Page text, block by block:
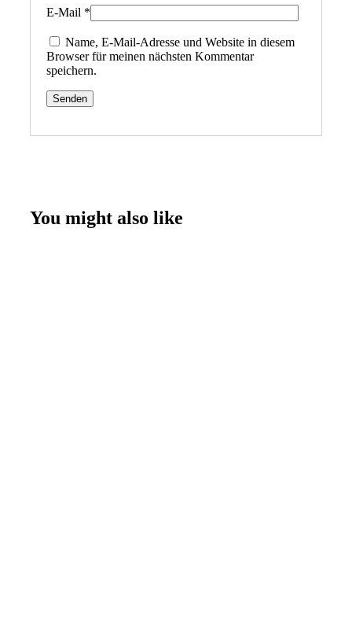
E-Mail *
Name, E-Mail-Adresse und Website in diesem
Browser für meinen nächsten Kommentar
speichern.
You might also like